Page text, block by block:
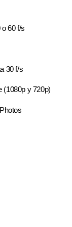
60 f/s
30 f/s
(1080p y 720p)